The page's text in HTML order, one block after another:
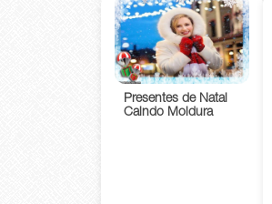
Presentes de Natal
Caindo Moldura